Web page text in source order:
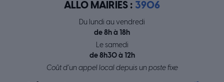
ALLO MAIRIES : 3906
Du lundi au vendredi
de 8h à 18h
Le samedi
de 8h30 à 12h
Coût d’un appel local depuis un poste fixe